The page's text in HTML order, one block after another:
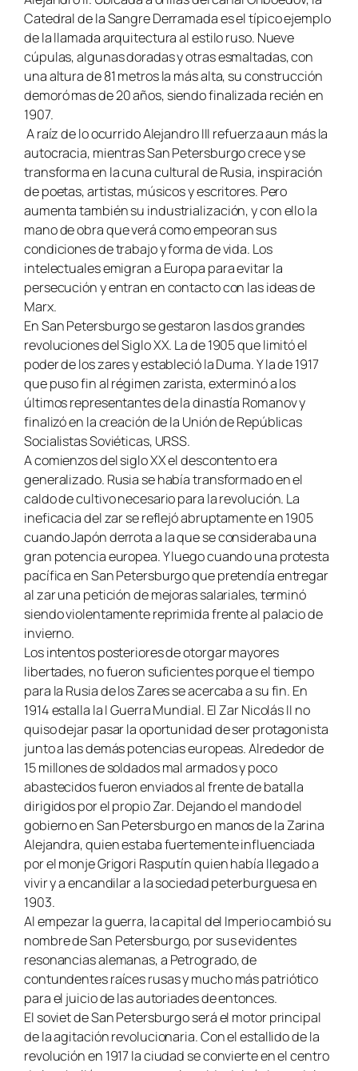
Catedral de la Sangre Derramada es el típico ejemplo
de la llamada arquitectura al estilo ruso. Nueve
cúpulas, algunas doradas y otras esmaltadas, con
una altura de 81 metros la más alta, su construcción
demoró mas de 20 años, siendo finalizada recién en
1907.
A raíz de lo ocurrido Alejandro III refuerza aun más la
autocracia, mientras San Petersburgo crece y se
transforma en la cuna cultural de Rusia, inspiración
de poetas, artistas, músicos y escritores. Pero
aumenta también su industrialización, y con ello la
mano de obra que verá como empeoran sus
condiciones de trabajo y forma de vida. Los
intelectuales emigran a Europa para evitar la
persecución y entran en contacto con las ideas de
Marx.
En San Petersburgo se gestaron las dos grandes
revoluciones del Siglo XX. La de 1905 que limitó el
poder de los zares y estableció la Duma. Y la de 1917
que puso fin al régimen zarista, exterminó a los
últimos representantes de la dinastía Romanov y
finalizó en la creación de la Unión de Repúblicas
Socialistas Soviéticas, URSS.
A comienzos del siglo XX el descontento era
generalizado. Rusia se había transformado en el
caldo de cultivo necesario para la revolución. La
ineficacia del zar se reflejó abruptamente en 1905
cuando Japón derrota a la que se consideraba una
gran potencia europea. Y luego cuando una protesta
pacífica en San Petersburgo que pretendía entregar
al zar una petición de mejoras salariales, terminó
siendo violentamente reprimida frente al palacio de
invierno.
Los intentos posteriores de otorgar mayores
libertades, no fueron suficientes porque el tiempo
para la Rusia de los Zares se acercaba a su fin. En
1914 estalla la I Guerra Mundial. El Zar Nicolás II no
quiso dejar pasar la oportunidad de ser protagonista
junto a las demás potencias europeas. Alrededor de
15 millones de soldados mal armados y poco
abastecidos fueron enviados al frente de batalla
dirigidos por el propio Zar. Dejando el mando del
gobierno en San Petersburgo en manos de la Zarina
Alejandra, quien estaba fuertemente influenciada
por el monje Grigori Rasputín quien había llegado a
vivir y a encandilar a la sociedad peterburguesa en
1903.
Al empezar la guerra, la capital del Imperio cambió su
nombre de San Petersburgo, por sus evidentes
resonancias alemanas, a Petrogrado, de
contundentes raíces rusas y mucho más patriótico
para el juicio de las autoriades de entonces.
El soviet de San Petersburgo será el motor principal
de la agitación revolucionaria. Con el estallido de la
revolución en 1917 la ciudad se convierte en el centro